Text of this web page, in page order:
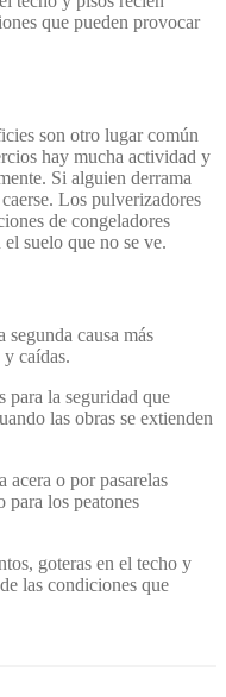
que pueden provocar
son otro lugar común
hay mucha actividad y
Si alguien derrama
Los pulverizadores
de congeladores
suelo que no se ve.
causa más
caídas.
para la seguridad que
las obras se extienden
acera o por pasarelas
para los peatones
goteras en el techo y
las condiciones que